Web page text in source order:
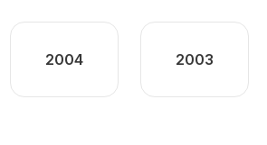
2004 2003